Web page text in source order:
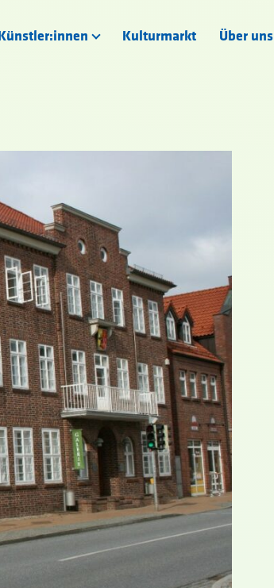
Künstler:innen Kulturmarkt Über uns